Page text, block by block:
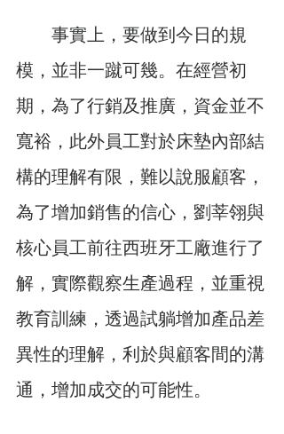
事實上，要做到今日的規
模，並非一蹴可幾。在經營初
期，為了行銷及推廣，資金並不
寬裕，此外員工對於床墊內部結
構的理解有限，難以說服顧客，
為了增加銷售的信心，劉莘翎與
核心員工前往西班牙工廠進行了
解，實際觀察生產過程，並重視
教育訓練，透過試躺增加產品差
異性的理解，利於與顧客間的溝
通，增加成交的可能性。